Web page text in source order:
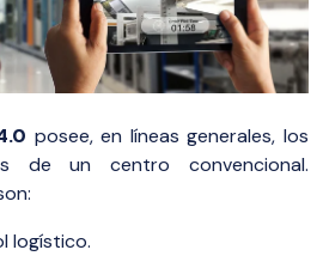
posee, en líneas generales, los
de un centro convencional.
logístico.